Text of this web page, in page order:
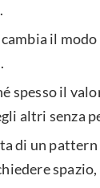
il
spesso il
altri senza
di un